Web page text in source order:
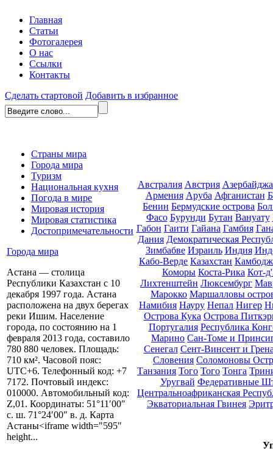
Главная
Статьи
Фотогалерея
О нас
Ссылки
Контакты
Сделать стартовой Добавить в избранное
Страны мира
Города мира
Туризм
Национальная кухня
Погода в мире
Мировая история
Мировая статистика
Достопримечательности
Города мира
Астана — столица
Республики Казахстан с 10
декабря 1997 года. Астана
расположена на двух берегах
реки Ишим. Население
города, по состоянию на 1
февраля 2013 года, составило
780 880 человек. Площадь:
710 км². Часовой пояс:
UTC+6. Телефонный код: +7
7172. Почтовый индекс:
010000. Автомобильный код:
Z,01. Координаты: 51°11′00″
с. ш. 71°24′00″ в. д. Карта
Астаны<iframe width="595"
height...
Австралия Австрия
Армения Аруба Афганистан
Бенин Бермудские острова
Фасо Бурунди Бутан Вануату
Габон Гаити Гайана Гамбия
Дания Демократическая
Зимбабве Израиль Индия
Кабо-Верде Казахстан
Коморы Коста-Рика Кот-
Лихтенштейн Люксембург
Марокко Маршалловы
Намибия Науру Непал Нигер
Острова Кука Острова
Португалия Республика
Марино Сан-Томе и
Сенегал Сент-Винсент и
Словения Соломоновы
Танзания Того Того Тонга
Уругвай Федеративные
Центральноафриканская
Экваториальная Гвинея